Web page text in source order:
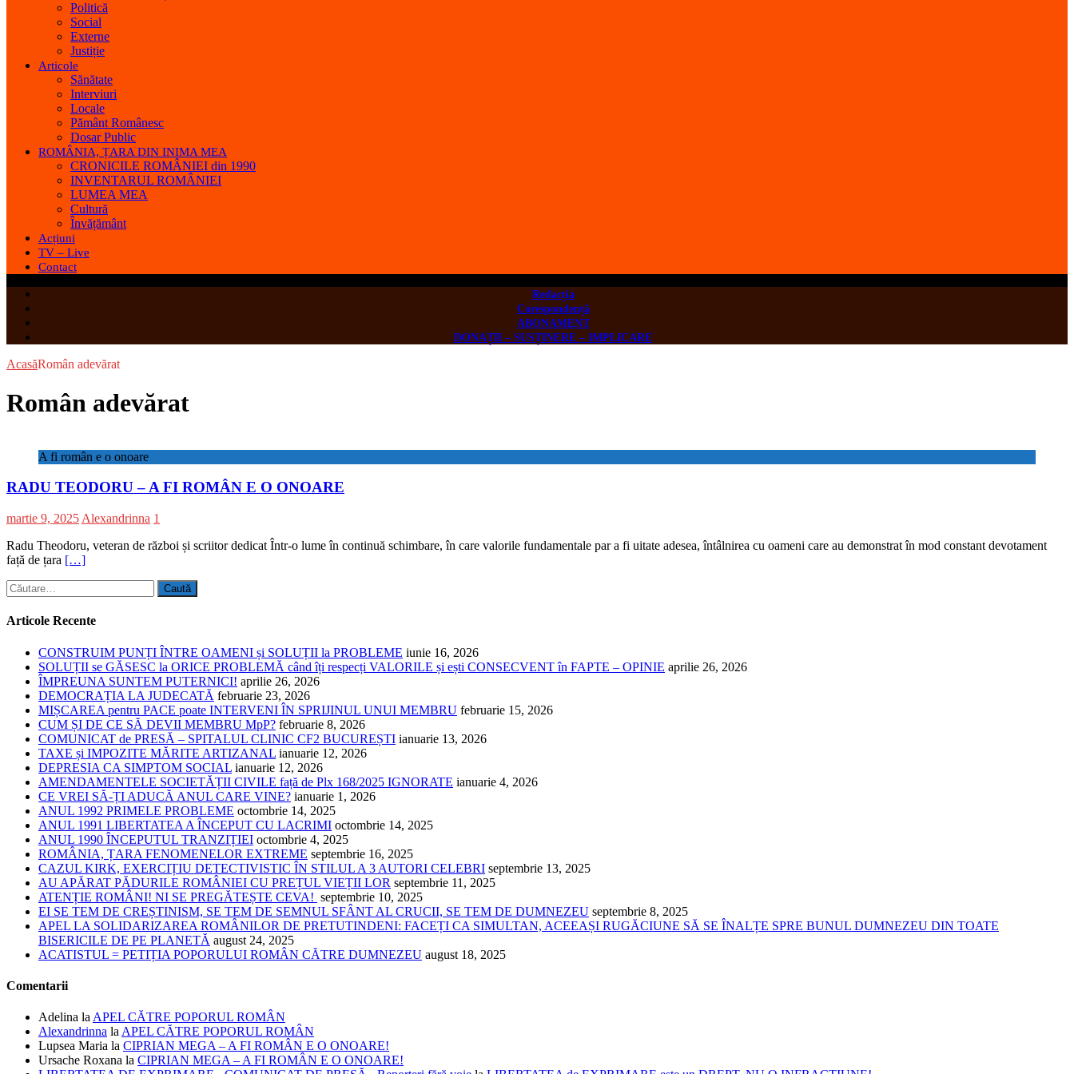
Politică
Social
Externe
Justiție
Articole
Sănătate
Interviuri
Locale
Pământ Românesc
Dosar Public
ROMÂNIA, ȚARA DIN INIMA MEA
CRONICILE ROMÂNIEI din 1990
INVENTARUL ROMÂNIEI
LUMEA MEA
Cultură
Învățământ
Acțiuni
TV – Live
Contact
Redacția
Corespondență
ABONAMENT
DONAȚII – SUSȚINERE – IMPLICARE
AcasăRomân adevărat
Român adevărat
A fi român e o onoare
RADU TEODORU – A FI ROMÂN E O ONOARE
martie 9, 2025 Alexandrinna 1
Radu Theodoru, veteran de război și scriitor dedicat Într-o lume în continuă schimbare, în care valorile fundamentale par a fi uitate adesea, întâlnirea cu oameni care au demonstrat în mod constant devotament
față de țara […]
Caută
după:
Articole Recente
CONSTRUIM PUNȚI ÎNTRE OAMENI și SOLUȚII la PROBLEME iunie 16, 2026
SOLUȚII se GĂSESC la ORICE PROBLEMĂ când îți respecți VALORILE și ești CONSECVENT în FAPTE – OPINIE aprilie 26, 2026
ÎMPREUNA SUNTEM PUTERNICI! aprilie 26, 2026
DEMOCRAȚIA LA JUDECATĂ februarie 23, 2026
MIȘCAREA pentru PACE poate INTERVENI ÎN SPRIJINUL UNUI MEMBRU februarie 15, 2026
CUM ȘI DE CE SĂ DEVII MEMBRU MpP? februarie 8, 2026
COMUNICAT de PRESĂ – SPITALUL CLINIC CF2 BUCUREȘTI ianuarie 13, 2026
TAXE și IMPOZITE MĂRITE ARTIZANAL ianuarie 12, 2026
DEPRESIA CA SIMPTOM SOCIAL ianuarie 12, 2026
AMENDAMENTELE SOCIETĂȚII CIVILE față de Plx 168/2025 IGNORATE ianuarie 4, 2026
CE VREI SĂ-ȚI ADUCĂ ANUL CARE VINE? ianuarie 1, 2026
ANUL 1992 PRIMELE PROBLEME octombrie 14, 2025
ANUL 1991 LIBERTATEA A ÎNCEPUT CU LACRIMI octombrie 14, 2025
ANUL 1990 ÎNCEPUTUL TRANZIȚIEI octombrie 4, 2025
ROMÂNIA, ȚARA FENOMENELOR EXTREME septembrie 16, 2025
CAZUL KIRK, EXERCIȚIU DETECTIVISTIC ÎN STILUL A 3 AUTORI CELEBRI septembrie 13, 2025
AU APĂRAT PĂDURILE ROMÂNIEI CU PREȚUL VIEȚII LOR septembrie 11, 2025
ATENȚIE ROMÂNI! NI SE PREGĂTEȘTE CEVA! septembrie 10, 2025
EI SE TEM DE CREȘTINISM, SE TEM DE SEMNUL SFÂNT AL CRUCII, SE TEM DE DUMNEZEU septembrie 8, 2025
APEL LA SOLIDARIZAREA ROMÂNILOR DE PRETUTINDENI: FACEȚI CA SIMULTAN, ACEEAȘI RUGĂCIUNE SĂ SE ÎNALȚE SPRE BUNUL DUMNEZEU DIN TOATE
BISERICILE DE PE PLANETĂ august 24, 2025
ACATISTUL = PETIȚIA POPORULUI ROMÂN CĂTRE DUMNEZEU august 18, 2025
Comentarii
Adelina la APEL CĂTRE POPORUL ROMÂN
Alexandrinna la APEL CĂTRE POPORUL ROMÂN
Lupsea Maria la CIPRIAN MEGA – A FI ROMÂN E O ONOARE!
Ursache Roxana la CIPRIAN MEGA – A FI ROMÂN E O ONOARE!